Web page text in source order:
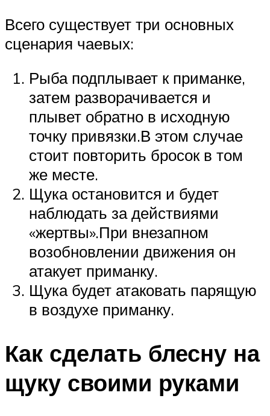
Всего существует три основных
сценария чаевых:
Рыба подплывает к приманке,
затем разворачивается и
плывет обратно в исходную
точку привязки.В этом случае
стоит повторить бросок в том
же месте.
Щука остановится и будет
наблюдать за действиями
«жертвы».При внезапном
возобновлении движения он
атакует приманку.
Щука будет атаковать парящую
в воздухе приманку.
Как сделать блесну на
щуку своими руками